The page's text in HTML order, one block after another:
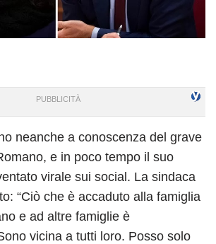
neanche a conoscenza del grave
e in poco tempo il suo
virale sui social. La sindaca
“Ciò che è accaduto alla famiglia
e ad altre famiglie è
vicina a tutti loro. Posso solo